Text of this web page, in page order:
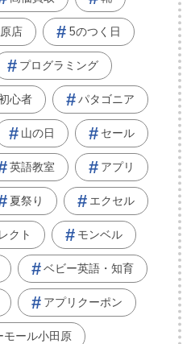
店 5のつく日
プログラミング
心者 パタゴニア
山の日 セール
英語教室 アプリ
夏祭り エクセル
クト モンベル
ベビー英語・知育
アプリクーポン
モール小田原